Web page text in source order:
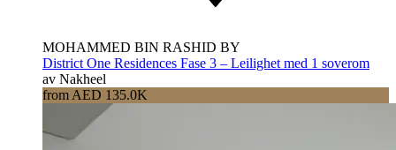
MOHAMMED BIN RASHID BY
District One Residences Fase 3 – Leilighet med 1 soverom
av Nakheel
from AED 135.0K